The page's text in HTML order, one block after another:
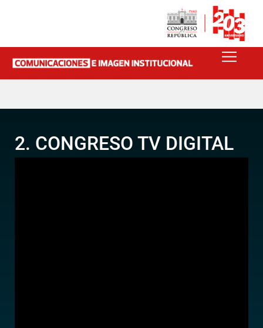
2. CONGRESO TV DIGITAL